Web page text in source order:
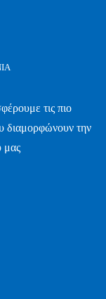
τις πιο
διαμορφώνουν την
μας